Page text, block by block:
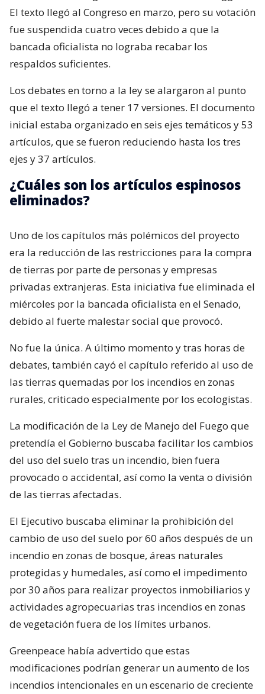
El texto llegó al Congreso en marzo, pero su votación
fue suspendida cuatro veces debido a que la
bancada oficialista no lograba recabar los
respaldos suficientes.
Los debates en torno a la ley se alargaron al punto
que el texto llegó a tener 17 versiones. El documento
inicial estaba organizado en seis ejes temáticos y 53
artículos, que se fueron reduciendo hasta los tres
ejes y 37 artículos.
¿Cuáles son los artículos espinosos
eliminados?
Uno de los capítulos más polémicos del proyecto
era la reducción de las restricciones para la compra
de tierras por parte de personas y empresas
privadas extranjeras. Esta iniciativa fue eliminada el
miércoles por la bancada oficialista en el Senado,
debido al fuerte malestar social que provocó.
No fue la única. A último momento y tras horas de
debates, también cayó el capítulo referido al uso de
las tierras quemadas por los incendios en zonas
rurales, criticado especialmente por los ecologistas.
La modificación de la Ley de Manejo del Fuego que
pretendía el Gobierno buscaba facilitar los cambios
del uso del suelo tras un incendio, bien fuera
provocado o accidental, así como la venta o división
de las tierras afectadas.
El Ejecutivo buscaba eliminar la prohibición del
cambio de uso del suelo por 60 años después de un
incendio en zonas de bosque, áreas naturales
protegidas y humedales, así como el impedimento
por 30 años para realizar proyectos inmobiliarios y
actividades agropecuarias tras incendios en zonas
de vegetación fuera de los límites urbanos.
Greenpeace había advertido que estas
modificaciones podrían generar un aumento de los
incendios intencionales en un escenario de creciente